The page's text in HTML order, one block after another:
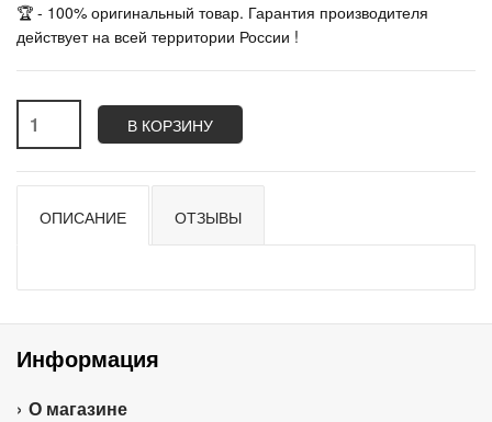
🏆 - 100% оригинальный товар. Гарантия производителя
действует на всей территории России !
В КОРЗИНУ
ОПИСАНИЕ ОТЗЫВЫ
Информация
О магазине